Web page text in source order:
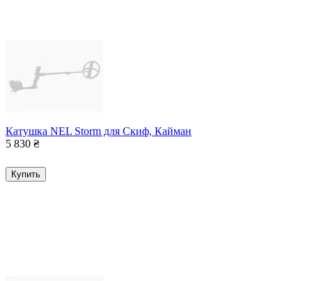
Катушка NEL Storm для Скиф, Кайман
5 830 ₴
Купить